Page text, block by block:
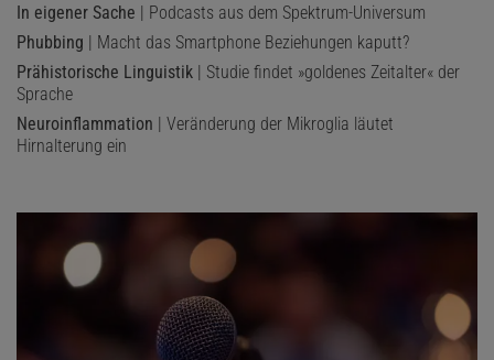
In eigener Sache | Podcasts aus dem Spektrum-Universum
Phubbing | Macht das Smartphone Beziehungen kaputt?
Prähistorische Linguistik | Studie findet »goldenes Zeitalter« der
Sprache
Neuroinflammation | Veränderung der Mikroglia läutet
Hirnalterung ein